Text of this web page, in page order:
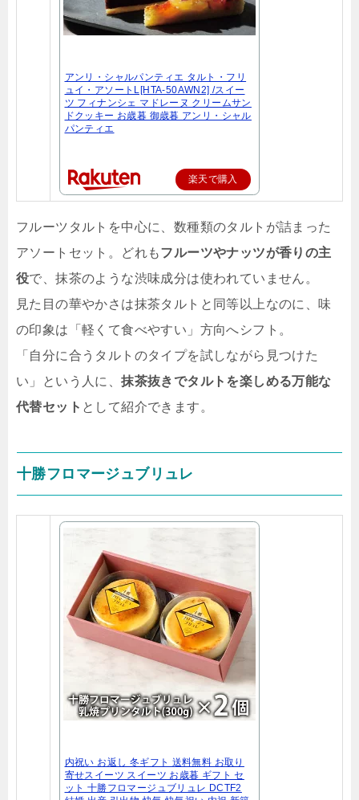
アンリ・シャルパンティエ タルト・フリ
ュイ・アソートL[HTA-50AWN2] /スイー
ツ フィナンシェ マドレーヌ クリームサン
ドクッキー お歳暮 御歳暮 アンリ・シャル
パンティエ
楽天で購入
フルーツタルトを中心に、数種類のタルトが詰まった
アソートセット。どれもフルーツやナッツが香りの主
役で、抹茶のような渋味成分は使われていません。
見た目の華やかさは抹茶タルトと同等以上なのに、味
の印象は「軽くて食べやすい」方向へシフト。
「自分に合うタルトのタイプを試しながら見つけた
い」という人に、抹茶抜きでタルトを楽しめる万能な
代替セット として紹介できます。
十勝フロマージュブリュレ
内祝い お返し 冬ギフト 送料無料 お取り
寄せスイーツ スイーツ お歳暮 ギフト セ
ット 十勝フロマージュブリュレ DCTF2